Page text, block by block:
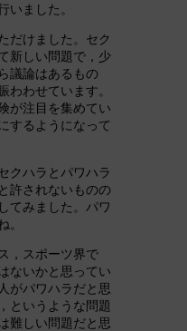
いました。
だけました。セク
新しい問題で，少
議論はあるもの
わわせています。
が注目を集めてい
するようになって
クハラとパワハラ
許されないものの
てみました。パワ
。
，スポーツ界で
ないかと思ってい
がパワハラだと思
というような問題
難しい問題だと思